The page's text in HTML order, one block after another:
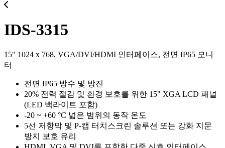
IDS-3315
15" 1024 x 768, VGA/DVI/HDMI 인터페이스, 전면 IP65 모니
터
전면 IP65 방수 및 방진
20% 전력 절감 및 환경 보호를 위한 15" XGA LCD 패널
(LED 백라이트 포함)
-20 ~ +60 °C 넓은 범위의 동작 온도
5선 저항막 및 P-캡 터치스크린 솔루션 또는 강화 지문
방지 보호 유리